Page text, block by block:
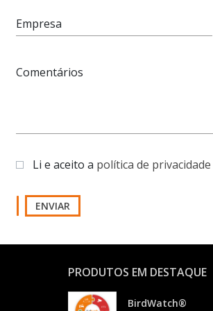
Empresa
Comentários
Li e aceito a política de privacidade
ENVIAR
PRODUTOS EM DESTAQUE
BirdWatch®